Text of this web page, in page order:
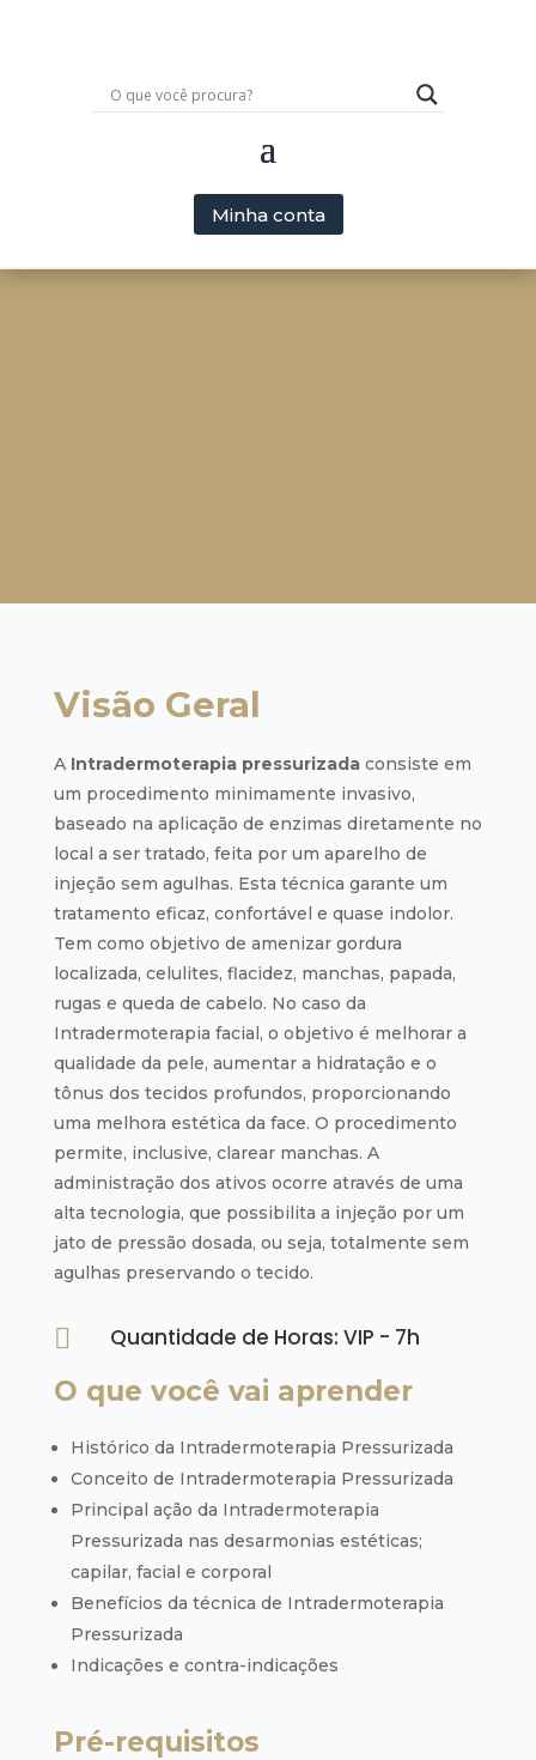
Minha conta
Visão Geral
A Intradermoterapia pressurizadaconsiste em
um procedimento minimamente invasivo,
baseado na aplicação de enzimas diretamente no
local a ser tratado, feita por um aparelho de
injeção sem agulhas. Esta técnica garante um
tratamento eficaz, confortável e quase indolor.
Tem como objetivo de amenizar gordura
localizada, celulites, flacidez, manchas, papada,
rugas e queda de cabelo. No caso da
Intradermoterapia facial, o objetivo é melhorar a
qualidade da pele, aumentar a hidratação e o
tônus dos tecidos profundos, proporcionando
uma melhora estética da face. O procedimento
permite, inclusive, clarear manchas. A
administração dos ativos ocorre através de uma
alta tecnologia, que possibilita a injeção por um
jato de pressão dosada, ou seja, totalmente sem
agulhas preservando o tecido.
 Quantidade de Horas: VIP - 7h
O que você vai aprender
Histórico da Intradermoterapia Pressurizada
Conceito de Intradermoterapia Pressurizada
Principal ação da Intradermoterapia
Pressurizada nas desarmonias estéticas;
capilar, facial e corporal
Benefícios da técnica de Intradermoterapia
Pressurizada
Indicações e contra-indicações
Pré-requisitos